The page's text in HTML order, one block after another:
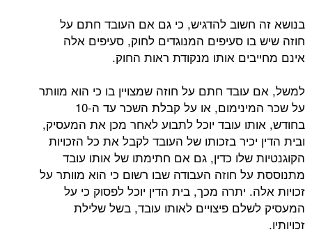
בנושא זה חשוב להדגיש, כי גם אם העובד חתם על
חוזה שיש בו סעיפים המנוגדים לחוק, סעיפים אלה
אינם מחייבים אותו מנקודת ראות החוק.
למשל, אם עובד חתם על חוזה שמצויין בו כי הוא מוותר
על שכר המינימום, או על קבלת השכר עד ה-10
בחודש, אותו עובד יוכל לתבוע לאחר מכן את המעסיק,
ובית הדין יכיר בזכותו של העובד לקבל את כל הזכויות
הקוגנטיות שלו כדין, גם אם חתימתו של אותו עובד
מתנוססת על חוזה העבודה שבו רשום כי הוא מוותר על
זכויות אלה. יתרה מכך, בית הדין יוכל לפסוק כי על
המעסיק לשלם פיצויים לאותו עובד, בשל שלילת
זכויותיו.